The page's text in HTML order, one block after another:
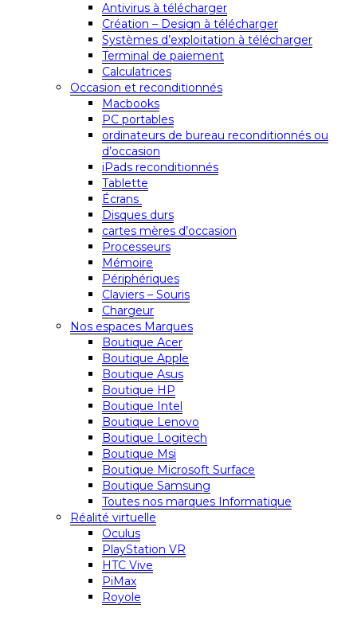
Antivirus à télécharger
Création – Design à télécharger
Systèmes d’exploitation à télécharger
Terminal de paiement
Calculatrices
Occasion et reconditionnés
Macbooks
PC portables
ordinateurs de bureau reconditionnés ou
d’occasion
iPads reconditionnés
Tablette
Écrans
Disques durs
cartes mères d’occasion
Processeurs
Mémoire
Périphériques
Claviers – Souris
Chargeur
Nos espaces Marques
Boutique Acer
Boutique Apple
Boutique Asus
Boutique HP
Boutique Intel
Boutique Lenovo
Boutique Logitech
Boutique Msi
Boutique Microsoft Surface
Boutique Samsung
Toutes nos marques Informatique
Réalité virtuelle
Oculus
PlayStation VR
HTC Vive
PiMax
Royole